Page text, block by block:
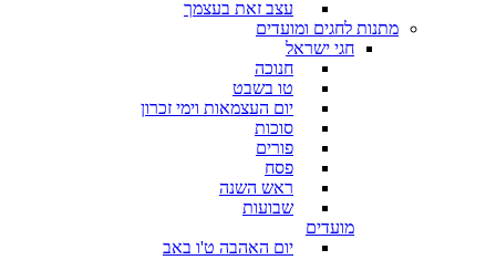
עצב זאת בעצמך
מתנות לחגים ומועדים
חגי ישראל
חנוכה
טו בשבט
יום העצמאות וימי זכרון
סוכות
פורים
פסח
ראש השנה
שבועות
מועדים
יום האהבה ט'ו באב